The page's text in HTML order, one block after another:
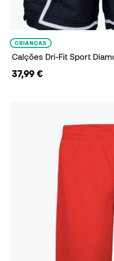
CRIANÇAS
Calções Dri-Fit Sport
37,99 €